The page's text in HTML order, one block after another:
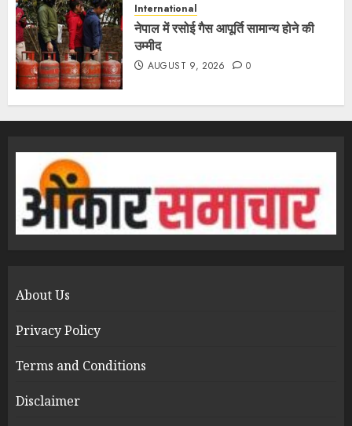
International
नेपाल में रसोई गैस आपूर्ति सामान्य होने की
उम्मीद
AUGUST 9, 2026 0
About Us
Privacy Policy
Terms and Conditions
Disclaimer